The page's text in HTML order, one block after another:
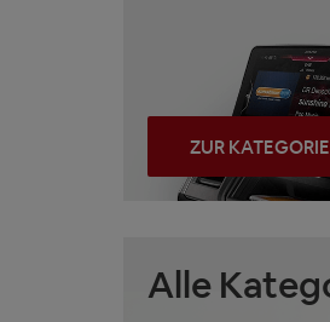
ZUR KATEGORIE
Alle